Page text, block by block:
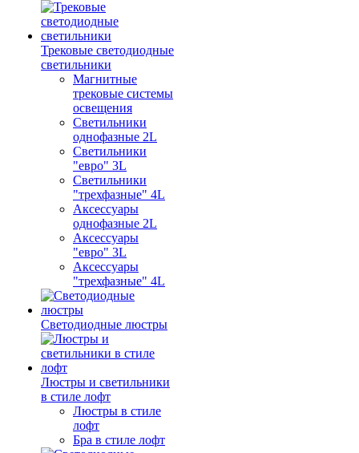
Трековые светодиодные
светильники
Магнитные
трековые системы
освещения
Светильники
однофазные 2L
Светильники
"евро" 3L
Светильники
"трехфазные" 4L
Аксессуары
однофазные 2L
Аксессуары
"евро" 3L
Аксессуары
"трехфазные" 4L
Светодиодные люстры
Люстры и светильники
в стиле лофт
Люстры в стиле
лофт
Бра в стиле лофт